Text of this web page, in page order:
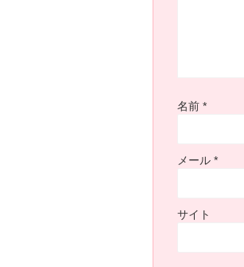
名前 *
メール *
サイト